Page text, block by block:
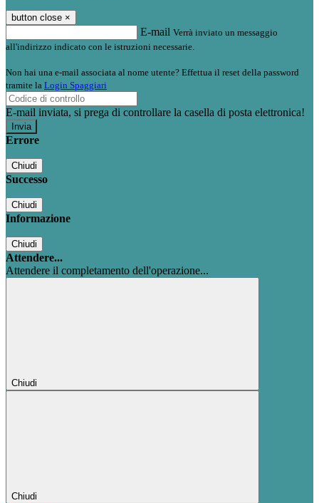
button close ×
E-mail Verrà inviato un messaggio
all'indirizzo indicato con le istruzioni necessarie.
Non hai una e-mail associata al nome utente? Effettua il reset della password
tramite la Login Spaggiari
E-mail inviata, si prega di controllare la casella di posta elettronica!
Errore
Chiudi
Successo
Chiudi
Informazione
Chiudi
Attendere...
Attendere il completamento dell'operazione...
Chiudi
Chiudi